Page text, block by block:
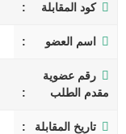
كود المقابلة
اسم العضو
رقم عضوية
مقدم الطلب
تاريخ المقابلة